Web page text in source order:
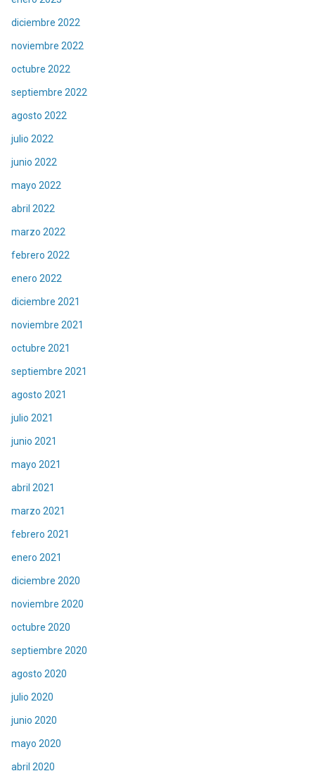
diciembre 2022
noviembre 2022
octubre 2022
septiembre 2022
agosto 2022
julio 2022
junio 2022
mayo 2022
abril 2022
marzo 2022
febrero 2022
enero 2022
diciembre 2021
noviembre 2021
octubre 2021
septiembre 2021
agosto 2021
julio 2021
junio 2021
mayo 2021
abril 2021
marzo 2021
febrero 2021
enero 2021
diciembre 2020
noviembre 2020
octubre 2020
septiembre 2020
agosto 2020
julio 2020
junio 2020
mayo 2020
abril 2020